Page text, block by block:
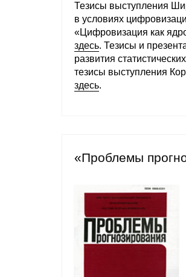
Тезисы выступления
в условиях
«Цифровизация как
здесь. Тезисы и
развития
тезисы выступления
здесь.
«Проблемы